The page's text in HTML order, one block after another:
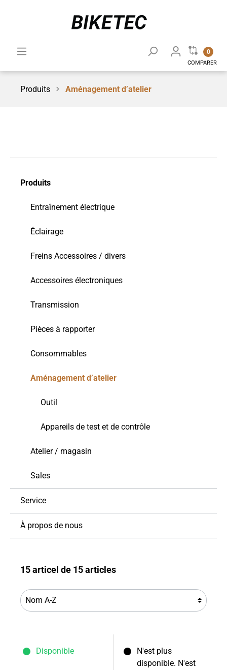
0
COMPARER
Produits Aménagement d’atelier
Produits
Entraînement électrique
Éclairage
Freins Accessoires / divers
Accessoires électroniques
Transmission
Pièces à rapporter
Consommables
Aménagement d’atelier
Outil
Appareils de test et de contrôle
Atelier / magasin
Sales
Service
À propos de nous
15 articel de 15 articles
Disponible
N'est plus
disponible. N'est